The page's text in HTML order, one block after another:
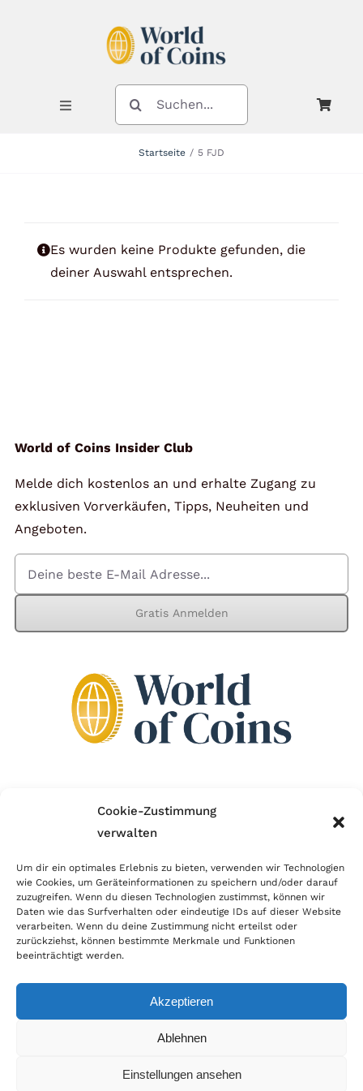
Cookie-Zustimmung
verwalten
Um dir ein optimales Erlebnis zu bieten, verwenden wir Technologien
wie Cookies, um Geräteinformationen zu speichern und/oder darauf
zuzugreifen. Wenn du diesen Technologien zustimmst, können wir
Daten wie das Surfverhalten oder eindeutige IDs auf dieser Website
verarbeiten. Wenn du deine Zustimmung nicht erteilst oder
zurückziehst, können bestimmte Merkmale und Funktionen
beeinträchtigt werden.
Akzeptieren
Ablehnen
Einstellungen ansehen
Toggle
Navigation
Kontakt
Mein Konto
Warenkorb
SUCHE
NACH:
Startseite 5 FJD
Es wurden keine Produkte gefunden, die
deiner Auswahl entsprechen.
World of Coins Insider Club
Melde dich kostenlos an und erhalte Zugang zu
exklusiven Vorverkäufen, Tipps, Neuheiten und
Angeboten.
Gratis Anmelden
Wir sind Mitglied im Händlerbund!
erfolgreichen E-Commerce ein. Auch wir sind wie
viele Onlineshops im Netz Mitglied im Händlerbund
und unterstützen fairen Onlinehandel.
© Copyright 2026 | World of Coins |Impressum|Datenschutz|Cookie
|Zahlung & Versand